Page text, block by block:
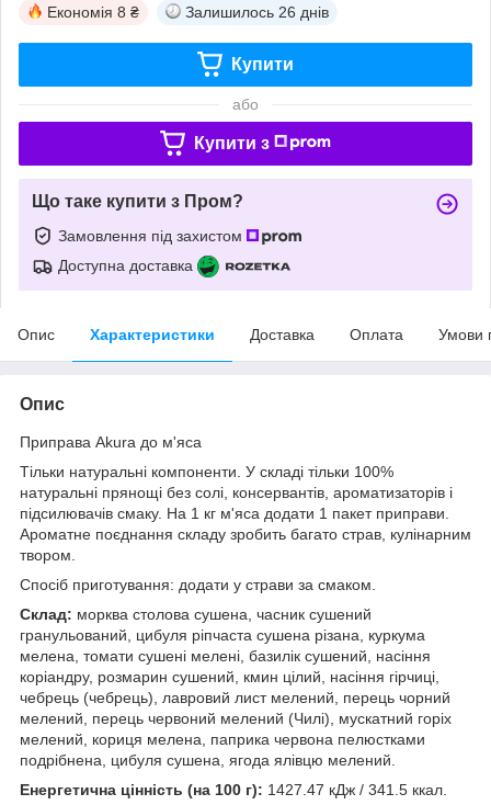
Економія 8 ₴ Залишилось 26 днів
Купити
або
Купити з
Що таке купити з Пром?
Замовлення під захистом
Доступна доставка
Опис Характеристики Доставка Оплата Умови
Опис
Приправа Akura до м'яса
Тільки натуральні компоненти. У складі тільки 100%
натуральні прянощі без солі, консервантів, ароматизаторів і
підсилювачів смаку. На 1 кг м'яса додати 1 пакет приправи.
Ароматне поєднання складу зробить багато страв, кулінарним
твором.
Спосіб приготування: додати у страви за смаком.
Склад: морква столова сушена, часник сушений
гранульований, цибуля ріпчаста сушена різана, куркума
мелена, томати сушені мелені, базилік сушений, насіння
коріандру, розмарин сушений, кмин цілий, насіння гірчиці,
чебрець (чебрець), лавровий лист мелений, перець чорний
мелений, перець червоний мелений (Чилі), мускатний горіх
мелений, кориця мелена, паприка червона пелюстками
подрібнена, цибуля сушена, ягода ялівцю мелений.
Енергетична цінність (на 100 г): 1427.47 кДж / 341.5 ккал.